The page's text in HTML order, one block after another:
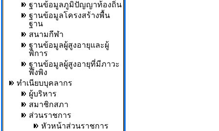
ฐานข้อมูลภูมิปัญญาท้องถิ่น
ฐานข้อมูลโครงสร้างพื้น
ฐาน
สนามกีฬา
ฐานข้อมูลผู้สูงอายุและผู้
พิการ
ฐานข้อมูลผู้สูงอายุที่มีภาวะ
พึ่งพิง
ทำเนียบบุคลากร
ผู้บริหาร
สมาชิกสภา
ส่วนราชการ
หัวหน้าส่วนราชการ